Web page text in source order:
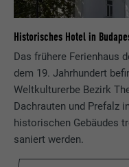
Historisches Hotel in
Das frühere Ferienhaus
dem 19. Jahrhundert
Weltkulturerbe Bezirk
Dachrauten und Prefalz
historischen Gebäudes
saniert werden.